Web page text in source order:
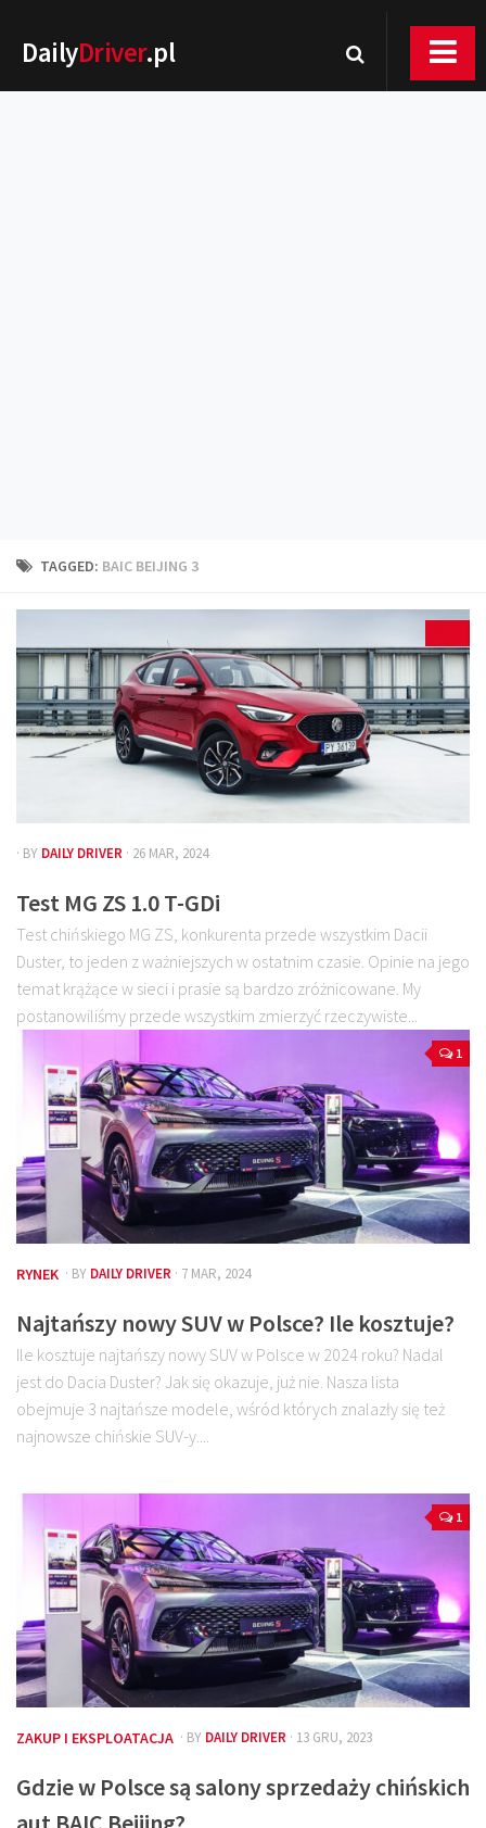
DailyDriver.pl
Technika jazdy
Kalkulatory
Przelicznik mocy
Auto z niemiec
Galerie
TAGGED: BAIC BEIJING 3
· BY DAILY DRIVER · 26 MAR, 2024
Test MG ZS 1.0 T-GDi
Test chińskiego MG ZS, konkurenta przede wszystkim Dacii
Duster, to jeden z ważniejszych w ostatnim czasie. Opinie na jego
temat krążące w sieci i prasie są bardzo zróżnicowane. My
postanowiliśmy przede wszystkim zmierzyć rzeczywiste...
1
RYNEK · BY DAILY DRIVER · 7 MAR, 2024
Najtańszy nowy SUV w Polsce? Ile kosztuje?
Ile kosztuje najtańszy nowy SUV w Polsce w 2024 roku? Nadal
jest do Dacia Duster? Jak się okazuje, już nie. Nasza lista
obejmuje 3 najtańsze modele, wśród których znalazły się też
najnowsze chińskie SUV-y....
1
ZAKUP I EKSPLOATACJA · BY DAILY DRIVER · 13 GRU, 2023
Gdzie w Polsce są salony sprzedaży chińskich